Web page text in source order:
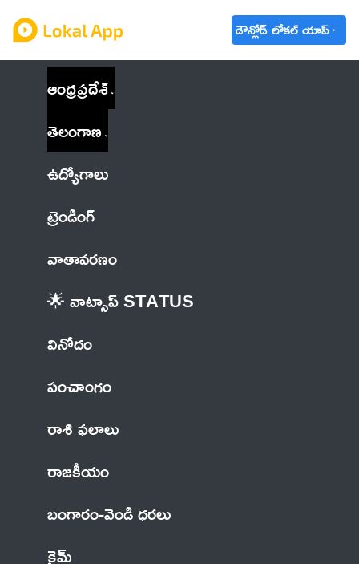
డౌన్లోడ్ లోకల్ యాప్
ఆంధ్రప్రదేశ్
తెలంగాణ
ఉద్యోగాలు
ట్రెండింగ్
వాతావరణం
🌟 వాట్సాప్ STATUS
వినోదం
పంచాంగం
రాశి ఫలాలు
రాజకీయం
బంగారం-వెండి ధరలు
క్రైమ్